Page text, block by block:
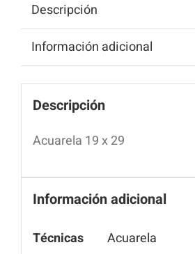
Descripción
Información adicional
Descripción
Acuarela 19 x 29
Información adicional
Técnicas Acuarela